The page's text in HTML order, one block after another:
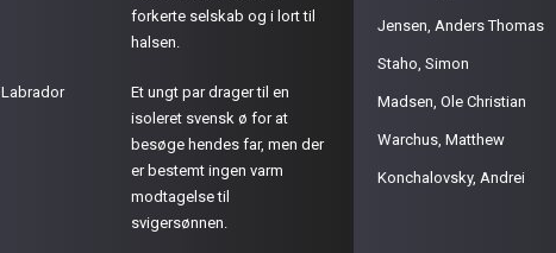
forkerte selskab og i lort til
halsen.
Labrador
Et ungt par drager til en
isoleret svensk ø for at
besøge hendes far, men der
er bestemt ingen varm
modtagelse til
svigersønnen.
Jensen, Anders Thomas
Staho, Simon
Madsen, Ole Christian
Warchus, Matthew
Konchalovsky, Andrei